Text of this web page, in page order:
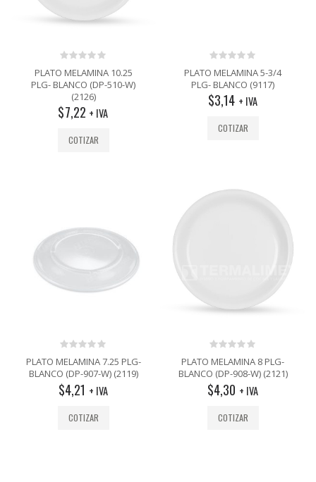
0
out
of
PLATO MELAMINA 10.25
PLG- BLANCO (DP-510-W)
(2126)
$7,22 + IVA
COTIZAR
0
out
of
5
PLATO MELAMINA 5-3/4
PLG- BLANCO (9117)
$3,14 + IVA
COTIZAR
0
out
of
5
PLATO MELAMINA 7.25 PLG-
BLANCO (DP-907-W) (2119)
$4,21 + IVA
COTIZAR
0
out
of
5
PLATO MELAMINA 8 PLG-
BLANCO (DP-908-W) (2121)
$4,30 + IVA
COTIZAR